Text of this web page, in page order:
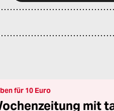
für 10 Euro
mit